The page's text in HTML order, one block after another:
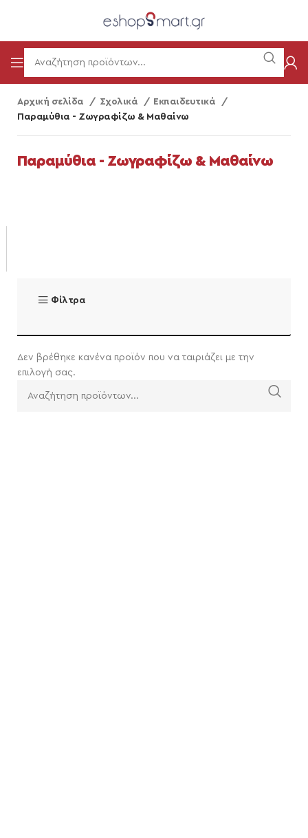
Αρχική σελίδα Σχολικά
Εκπαιδευτικά
Παραμύθια - Ζωγραφίζω & Μαθαίνω
Παραμύθια - Ζωγραφίζω & Μαθαίνω
Φίλτρα
Δεν βρέθηκε κανένα προϊόν που να ταιριάζει με την
επιλογή σας.